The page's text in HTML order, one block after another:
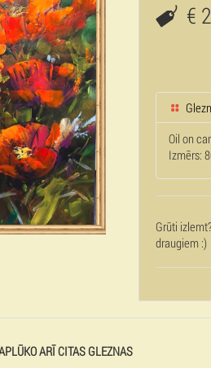
€
Oil on
Izmērs:
Grūti
draugiem :)
ARĪ CITAS GLEZNAS